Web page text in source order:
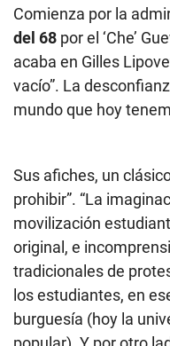
Comienza por la
del 68 por el ‘Che’
acaba en Gilles
vacío”. La
mundo que hoy
Sus afiches, un
prohibir”. “La
movilización
original, e
tradicionales de
los estudiantes, en
burguesía (hoy la